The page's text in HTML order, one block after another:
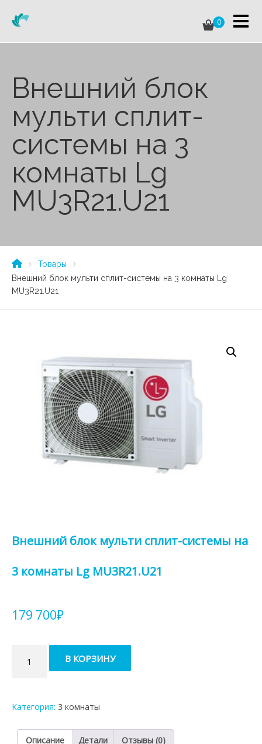
0
Внешний блок
мульти сплит-
системы на 3
комнаты Lg
MU3R21.U21
Товары
Внешний блок мульти сплит-системы на 3 комнаты Lg
MU3R21.U21
Внешний блок мульти сплит-системы на
3 комнаты Lg MU3R21.U21
179 700₽
товара
сплит-
В КОРЗИНУ
Категория: 3 комнаты
Описание Детали Отзывы (0)